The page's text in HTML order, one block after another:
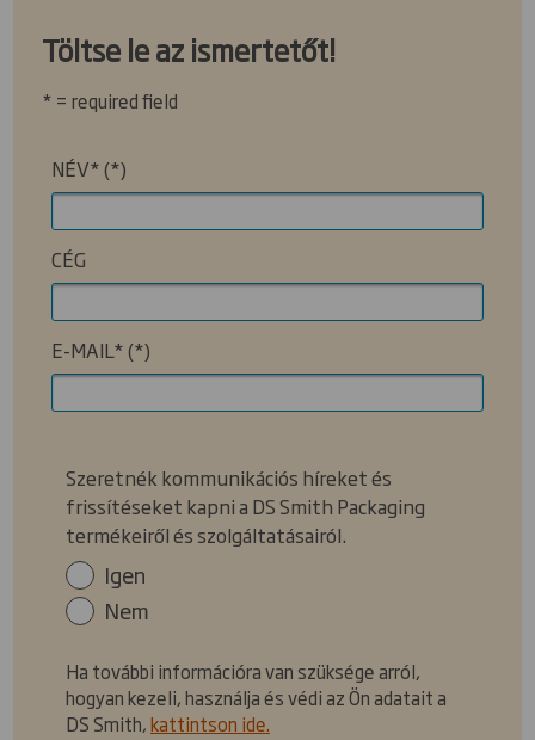
Töltse le az ismertetőt!
* = required field
NÉV*
CÉG
E-MAIL*
Szeretnék kommunikációs híreket és
frissítéseket kapni a DS Smith Packaging
termékeiről és szolgáltatásairól.
Igen
Nem
Ha további információra van szüksége arról,
hogyan kezeli, használja és védi az Ön adatait a
DS Smith,kattintson ide.